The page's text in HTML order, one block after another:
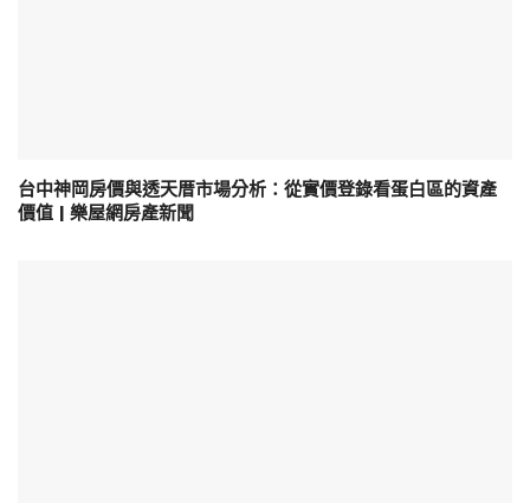
台中神岡房價與透天厝市場分析：從實價登錄看蛋白區的資產
價值 | 樂屋網房產新聞